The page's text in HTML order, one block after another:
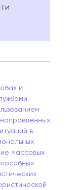
и
в
массовых